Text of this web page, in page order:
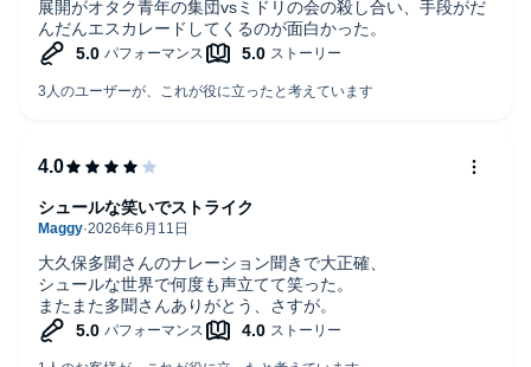
展開がオタク青年の集団vsミドリの会の殺し合い、手段がだ
んだんエスカレードしてくるのが面白かった。
大久保多聞さんのナレーション聞きで大正確、
シュールな世界で何度も声立てて笑った。
またまた多聞さんありがとう、さすが。
シュールな笑いでストライク